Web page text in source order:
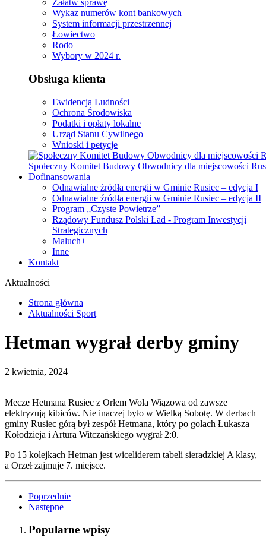
Załatw sprawę
Wykaz numerów kont bankowych
System informacji przestrzennej
Łowiectwo
Rodo
Wybory w 2024 r.
Obsługa klienta
Ewidencja Ludności
Ochrona Środowiska
Podatki i opłaty lokalne
Urząd Stanu Cywilnego
Wnioski i petycje
Społeczny Komitet Budowy Obwodnicy dla miejscowości
Dofinansowania
Odnawialne źródła energii w Gminie Rusiec – edycja I
Odnawialne źródła energii w Gminie Rusiec – edycja II
Program „Czyste Powietrze”
Rządowy Fundusz Polski Ład - Program Inwestycji
Strategicznych
Maluch+
Inne
Kontakt
Aktualności
Strona główna
Aktualności Sport
Hetman wygrał derby gminy
2 kwietnia, 2024
Mecze Hetmana Rusiec z Orłem Wola Wiązowa od zawsze
elektryzują kibiców. Nie inaczej było w Wielką Sobotę. W derbach
gminy Rusiec górą był zespół Hetmana, który po golach Łukasza
Kołodzieja i Artura Witczańskiego wygrał 2:0.
Po 15 kolejkach Hetman jest wiceliderem tabeli sieradzkiej A klasy,
a Orzeł zajmuje 7. miejsce.
Poprzednie
Następne
Popularne wpisy